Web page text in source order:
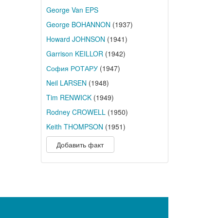
George Van EPS
George BOHANNON (1937)
Howard JOHNSON (1941)
Garrison KEILLOR(1942)
София РОТАРУ(1947)
Neil LARSEN (1948)
Tim RENWICK(1949)
Rodney CROWELL(1950)
Keith THOMPSON (1951)
Добавить факт